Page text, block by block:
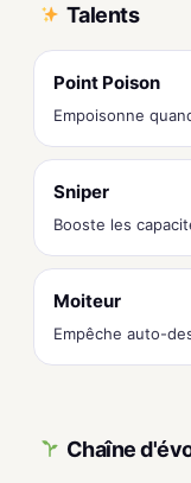
Talents
Point Poison
Empoisonne
Sniper
Booste les
Moiteur
Empêche auto-
Chaîne